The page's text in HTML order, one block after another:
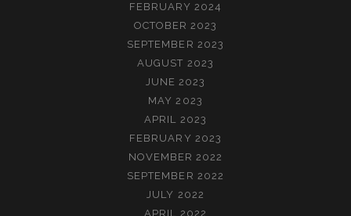
FEBRUARY 2024
OCTOBER 2023
SEPTEMBER 2023
AUGUST 2023
JUNE 2023
MAY 2023
APRIL 2023
FEBRUARY 2023
NOVEMBER 2022
SEPTEMBER 2022
JULY 2022
APRIL 2022